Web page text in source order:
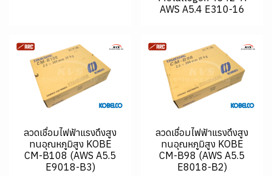
AWS A5.4 E310-16
ลวดเชื่อมไฟฟ้าแรงดึงสูง
ทนอุณหภูมิสูง KOBE
CM-B108 (AWS A5.5
E9018-B3)
ลวดเชื่อมไฟฟ้าแรงดึงสูง
ทนอุณหภูมิสูง KOBE
CM-B98 (AWS A5.5
E8018-B2)